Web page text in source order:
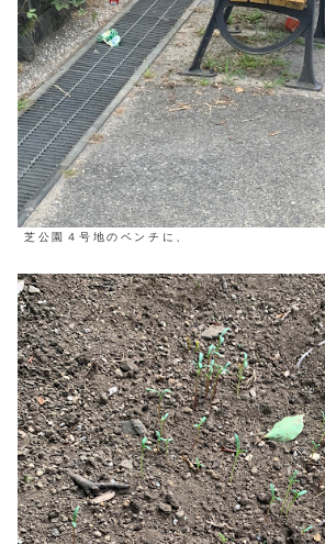
芝公園４号地のベンチに、